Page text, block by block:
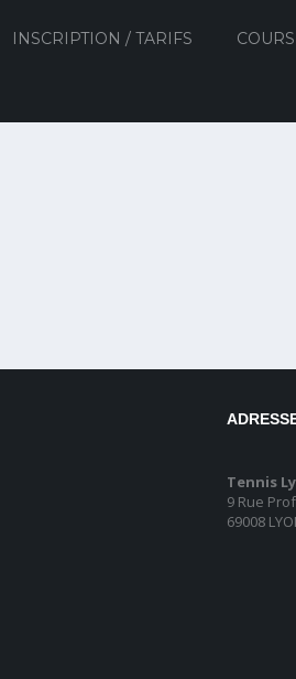
INSCRIPTION / TARIFS COURS
Tennis
9 Rue
69008